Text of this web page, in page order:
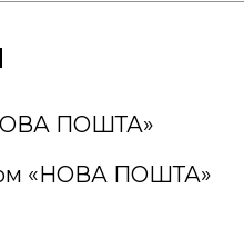
ПОШТА»
«НОВА ПОШТА»